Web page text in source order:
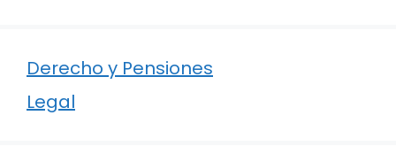
Derecho y Pensiones
Legal